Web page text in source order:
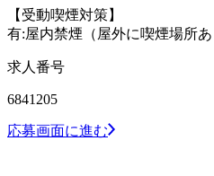
【受動喫煙対策】
有:屋内禁煙（屋外に喫煙場所あ
求人番号
6841205
応募画面に進む